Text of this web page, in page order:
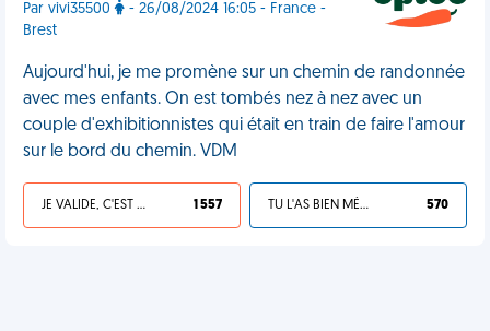
Par vivi35500
- 26/08/2024 16:05 - France -
Brest
Aujourd'hui, je me promène sur un chemin de randonnée
avec mes enfants. On est tombés nez à nez avec un
couple d'exhibitionnistes qui était en train de faire l'amour
sur le bord du chemin. VDM
JE VALIDE, C'EST UNE VDM 1 557 TU L'AS BIEN MÉRITÉ 570